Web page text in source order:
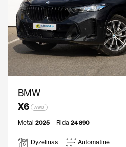
BMW
X6
AWD
Metai 2025 Rida 24 890
Dyzelinas Automatinė